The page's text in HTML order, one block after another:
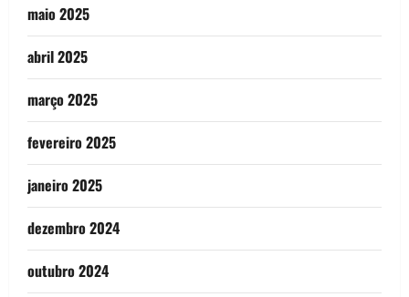
maio 2025
abril 2025
março 2025
fevereiro 2025
janeiro 2025
dezembro 2024
outubro 2024